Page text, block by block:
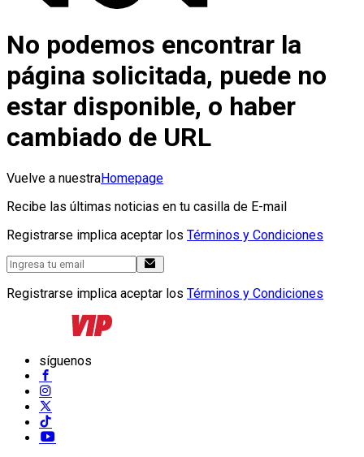
No podemos encontrar la
página solicitada, puede no
estar disponible, o haber
cambiado de URL
Vuelve a nuestraHomepage
Recibe las últimas noticias en tu casilla de E-mail
Registrarse implica aceptar los Términos y Condiciones
Registrarse implica aceptar los Términos y Condiciones
síguenos